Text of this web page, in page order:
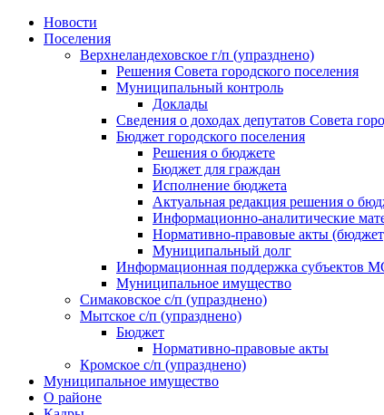
Skip
Новости
Поселения
Верхнеландеховское г/п (упразднено)
Решения Совета городского поселения
Муниципальный контроль
Доклады
Сведения о доходах депутатов Совета
Бюджет городского поселения
Решения о бюджете
Бюджет для граждан
Исполнение бюджета
Актуальная редакция решения о
Информационно-аналитические
Нормативно-правовые акты
Муниципальный долг
Информационная поддержка субъектов
Муниципальное имущество
Симаковское с/п (упразднено)
Мытское с/п (упразднено)
Бюджет
Нормативно-правовые акты
Кромское с/п (упразднено)
Муниципальное имущество
О районе